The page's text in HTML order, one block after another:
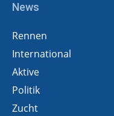
News
Rennen
International
Aktive
Politik
Zucht